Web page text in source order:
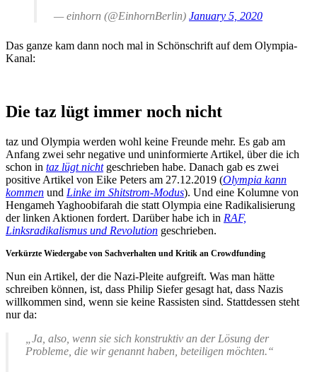
— einhorn (@EinhornBerlin) January 5, 2020
Das ganze kam dann noch mal in Schönschrift auf dem Olympia-
Kanal:
Die taz lügt immer noch nicht
taz und Olympia werden wohl keine Freunde mehr. Es gab am
Anfang zwei sehr negative und uninformierte Artikel, über die ich
schon in taz lügt nichtgeschrieben habe. Danach gab es zwei
positive Artikel von Eike Peters am 27.12.2019 (Olympia kann
kommen und Linke im Shitstrom-Modus). Und eine Kolumne von
Hengameh Yaghoobifarah die statt Olympia eine Radikalisierung
der linken Aktionen fordert. Darüber habe ich in RAF,
Linksradikalismus und Revolution geschrieben.
Verkürzte Wiedergabe von Sachverhalten und Kritik an Crowdfunding
Nun ein Artikel, der die Nazi-Pleite aufgreift. Was man hätte
schreiben können, ist, dass Philip Siefer gesagt hat, dass Nazis
willkommen sind, wenn sie keine Rassisten sind. Stattdessen steht
nur da:
„Ja, also, wenn sie sich konstruktiv an der Lösung der
Probleme, die wir genannt haben, beteiligen möchten.“